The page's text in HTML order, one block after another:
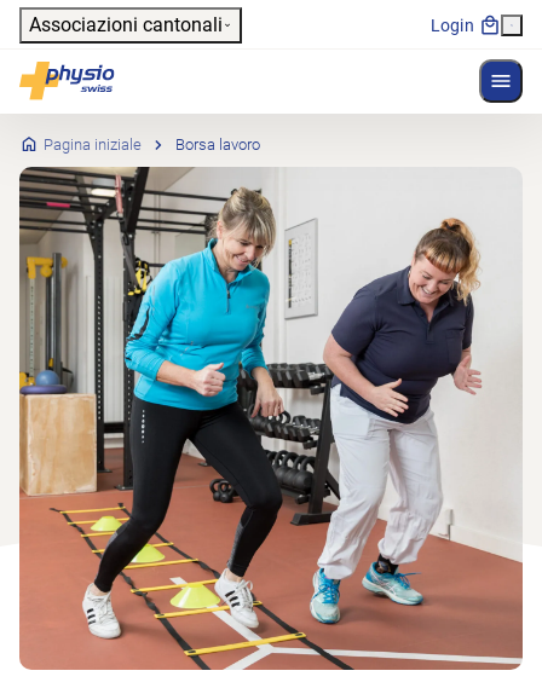
Header
Associazioni cantonali Login
Physioswiss
Navigazione principale
Pagina iniziale Borsa lavoro